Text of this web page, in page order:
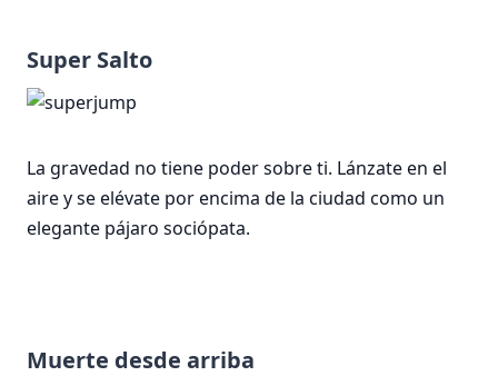
Super Salto
La gravedad no tiene poder sobre ti. Lánzate en el
aire y se elévate por encima de la ciudad como un
elegante pájaro sociópata.
Muerte desde arriba